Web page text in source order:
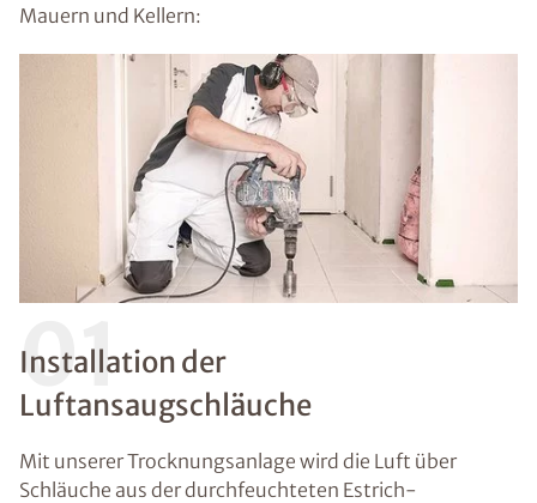
Mauern und Kellern:
01
Installation der
Luftansaugschläuche
Mit unserer Trocknungsanlage wird die Luft über
Schläuche aus der durchfeuchteten Estrich-